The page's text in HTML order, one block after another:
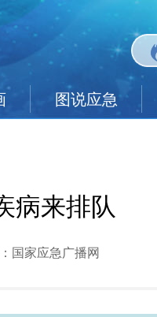
图说应急
病来排队
国家应急广播网